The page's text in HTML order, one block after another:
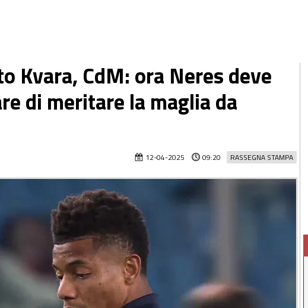
Kvara, CdM: ora Neres deve
di meritare la maglia da
RASSEGNA STAMPA
12-04-2025 09:20